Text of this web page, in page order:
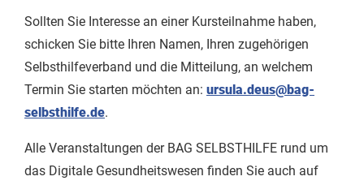
Sollten Sie Interesse an einer Kursteilnahme haben,
schicken Sie bitte Ihren Namen, Ihren zugehörigen
Selbsthilfeverband und die Mitteilung, an welchem
Termin Sie starten möchten an: ursula.deus@bag-
selbsthilfe.de.
Alle Veranstaltungen der BAG SELBSTHILFE rund um
das Digitale Gesundheitswesen finden Sie auch auf